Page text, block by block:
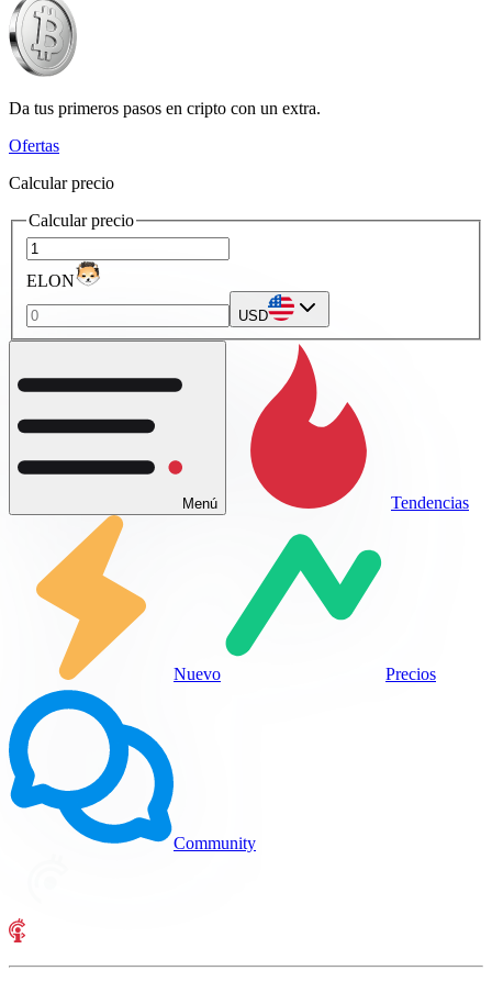
Da tus primeros pasos en cripto con un extra.
Ofertas
Calcular precio
Calcular precio
ELON
USD
Menú Tendencias
Nuevo Precios
Community